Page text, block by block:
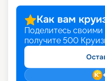
Как вам
Поделитесь
получите 500